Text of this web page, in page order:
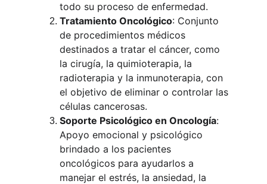
todo su proceso de enfermedad.
Tratamiento Oncológico: Conjunto
de procedimientos médicos
destinados a tratar el cáncer, como
la cirugía, la quimioterapia, la
radioterapia y la inmunoterapia, con
el objetivo de eliminar o controlar las
células cancerosas.
Soporte Psicológico en Oncología:
Apoyo emocional y psicológico
brindado a los pacientes
oncológicos para ayudarlos a
manejar el estrés, la ansiedad, la